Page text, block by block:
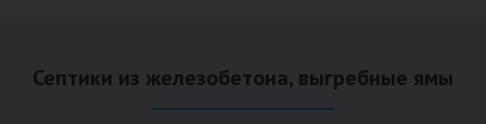
Септики из железобетона, выгребные ямы